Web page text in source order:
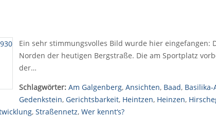
Ein sehr stimmungsvolles Bild wurde hier eingefangen:
Norden der heutigen Bergstraße. Die am Sportplatz
der…
Schlagwörter: Am Galgenberg, Ansichten, Baad,
Gedenkstein, Gerichtsbarkeit, Heintzen, Heinzen,
, Straßennetz, Wer kennt‘s?